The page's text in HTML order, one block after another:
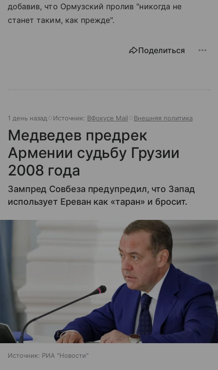
добавив, что Ормузский пролив "никогда не
станет таким, как прежде".
Поделиться
1 день назад Источник: ВФокусе Mail Внешняя политика
Медведев предрек
Армении судьбу Грузии
2008 года
Зампред Совбеза предупредил, что Запад
использует Ереван как «таран» и бросит.
Источник: РИА "Новости"